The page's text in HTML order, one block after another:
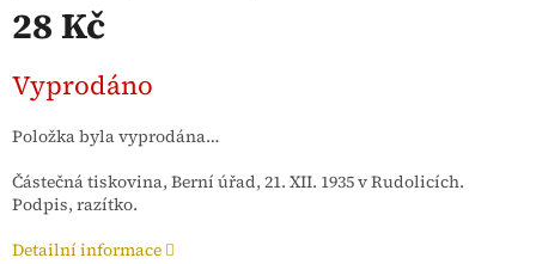
28 Kč
cena:
Vyprodáno
Položka byla vyprodána…
Částečná tiskovina, Berní úřad, 21. XII. 1935 v Rudolicích.
Podpis, razítko.
Detailní informace